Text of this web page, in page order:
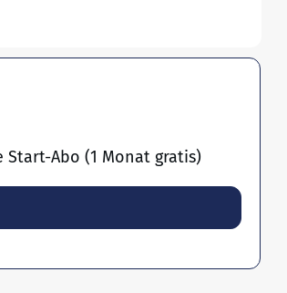
Start-Abo (1 Monat gratis)